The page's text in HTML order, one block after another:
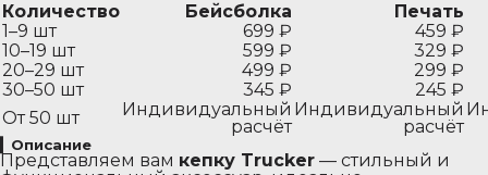
Количество Бейсболка
Печать
1–9 шт
699 ₽
459 ₽
10–19 шт
599 ₽
329 ₽
20–29 шт
499 ₽
299 ₽
30–50 шт
345 ₽
245 ₽
От 50 шт
Индивидуальный
расчёт
Индивидуальный
расчёт
Описание
Представляем вам кепку Trucker — стильный и